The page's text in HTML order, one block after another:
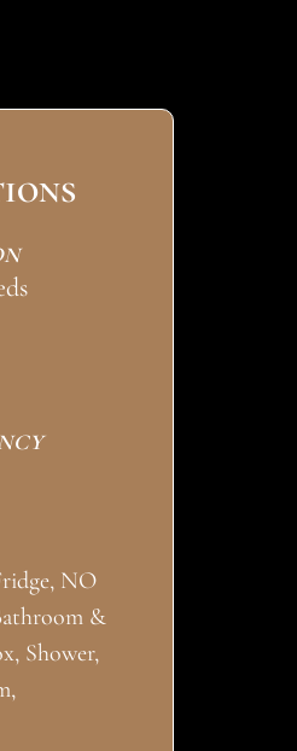
NO
&
Shower,